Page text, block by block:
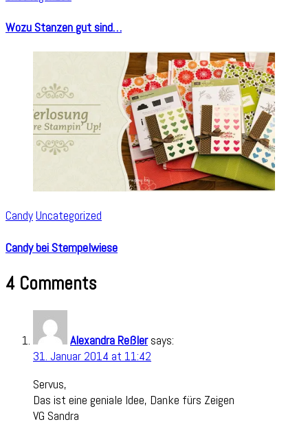
Wozu Stanzen gut sind…
CandyUncategorized
Candy bei Stempelwiese
4 Comments
Alexandra Reßler says:
31. Januar 2014 at 11:42
Servus,
Das ist eine geniale Idee, Danke fürs Zeigen
VG Sandra